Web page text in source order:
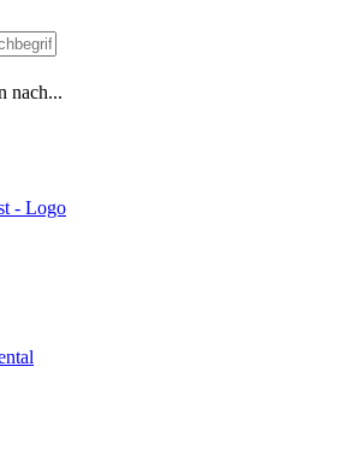
nach...